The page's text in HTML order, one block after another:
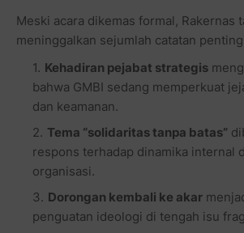
Meski acara dikemas formal, Rakernas
meninggalkan sejumlah catatan
Kehadiran pejabat strategis
bahwa GMBI sedang memperkuat
dan keamanan.
Tema “solidaritas tanpa batas”
respons terhadap dinamika internal
organisasi.
Dorongan kembali ke akar
penguatan ideologi di tengah isu